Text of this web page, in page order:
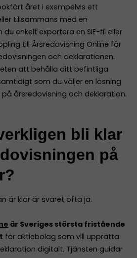
året i exempelvis ett
tillsammans med en
enkelt exportera en SIE-fil eller
till Årsredovisning Online för
och deklarationen.
att behålla ditt befintliga
som du väljer en lösning
årsredovisning och deklaration.
bli klar
på
är klar är svaret ofta ja.
är Sveriges största fristående
för aktiebolag som vill upprätta
digitalt. Tjänsten guidar